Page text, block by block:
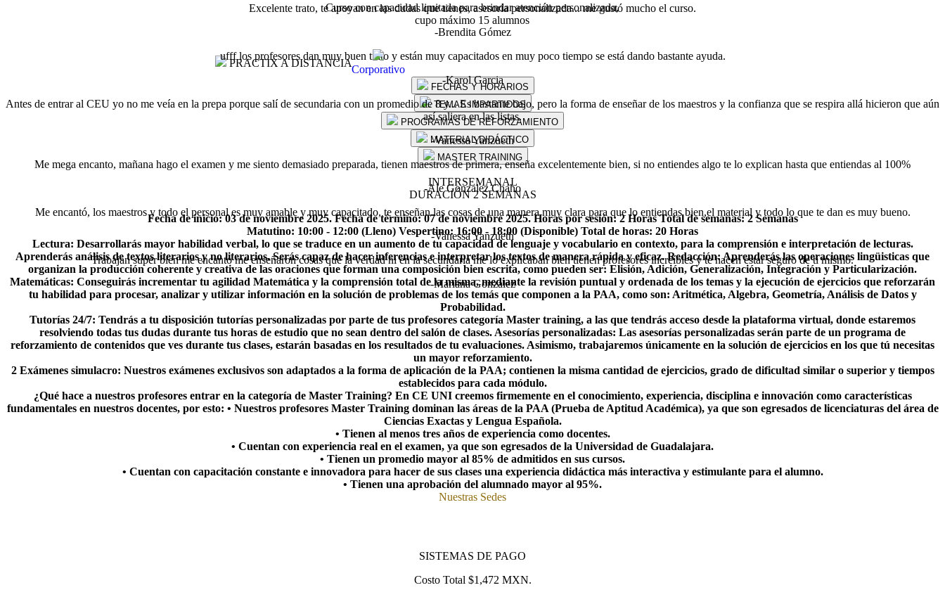
PRACTIX A DISTANCIA
Excelente trato, te apoyan en las dudas que tienes, asesoría personalizada... me gustó mucho el curso.
-Brendita Gómez
ufff los profesores dan muy buen trato y están muy capacitados en muy poco tiempo se está dando bastante ayuda.
-Karol Garcia
Antes de entrar al CEU yo no me veía en la prepa porque salí de secundaria con un promedio de 8 y... Es bastante bajo, pero la forma de enseñar de los maestros y la confianza que se respira allá hicieron que aún
así saliera en las listas.
-Vanessa Yanzueth
Me mega encanto, mañana hago el examen y me siento demasiado preparada, tienen maestros de primera, enseña excelentemente bien, si no entiendes algo te lo explican hasta que entiendas al 100%
-Ale Gonzalez Chaho
Me encantó, los maestros y todo el personal es muy amable y muy capacitado, te enseñan las cosas de una manera muy clara para que lo entiendas bien,el material y todo lo que te dan es muy bueno.
-Vanessa Yanzueth
Trabajan super bien me encanto me enseñaron cosas que la verdad ni en la secundaria me lo explicaban bien tienen profesores increíbles y te hacen estar seguro de ti mismo.
-Mariana Gonzalez
Curso con capacidad limitada para brindar atención personalizada,
cupo máximo 15 alumnos
FECHAS Y HORARIOS
TEMAS IMPARTIDOS
PROGRAMAS DE REFORZAMIENTO
MATERIAL DIDÁCTICO
MASTER TRAINING
INTERSEMANAL
DURACIÓN 2 SEMANAS
Fecha de inicio:03 de noviembre 2025.Fecha de término:07 de noviembre 2025.Horas por sesión:2 HorasTotal de semanas:2 Semanas
Matutino: 10:00 - 12:00 (Lleno) Vespertino: 16:00 - 18:00 (Disponible) Total de horas: 20 Horas
Lectura: Desarrollarás mayor habilidad verbal, lo que se traduce en un aumento de tu capacidad de lenguaje y vocabulario en contexto, para la comprensión e interpretación de lecturas.
Aprenderás análisis de textos literarios y no literarios. Serás capaz de hacer inferencias e interpretar los textos de manera rápida y eficaz.Redacción:Aprenderás las operaciones lingüisticas que
organizan la producción coherente y creativa de las oraciones que forman una composición bien escrita, como pueden ser: Elisión, Adición, Generalización, Integración y Particularización.
Matemáticas: Conseguirás incrementar tu agilidad Matemática y la comprensión total de la misma, mediante la revisión puntual y ordenada de los temas y la ejecución de ejercicios que reforzarán
tu habilidad para procesar, analizar y utilizar información en la solución de problemas de los temás que componen a la PAA, como son: Aritmética, Algebra, Geometría, Análisis de Datos y
Probabilidad.
Tutorías 24/7: Tendrás a tu disposición tutorías personalizadas por parte de tus profesores categoría Master training, a las que tendrás acceso desde la plataforma virtual, donde estaremos
resolviendo todas tus dudas durante tus horas de estudio que no sean dentro del salón de clases. Asesorías personalizadas: Las asesorías personalizadas serán parte de un programa de
reforzamiento de contenidos que ves durante tus clases, estarán basadas en los resultados de tu evaluaciones. Asimismo, trabajaremos únicamente en la solución de ejercicios en los que tú necesitas
un mayor reforzamiento.
2 Exámenes simulacro: Nuestros exámenes exclusivos son adaptados a la forma de aplicación de la PAA; contienen la misma cantidad de ejercicios, grado de dificultad similar o superior y tiempos
establecidos para cada módulo.
¿Qué hace a nuestros profesores entrar en la categoría de Master Training? En CE UNI creemos firmemente en el conocimiento, experiencia, disciplina e innovación como características
fundamentales en nuestros docentes, por esto: • Nuestros profesores Master Training dominan las áreas de la PAA (Prueba de Aptitud Académica), ya que son egresados de licenciaturas del área de
Ciencias Exactas y Lengua Española.
• Tienen al menos tres años de experiencia como docentes.
• Cuentan con experiencia real en el examen, ya que son egresados de la Universidad de Guadalajara.
• Tienen un promedio mayor al 85% de admitidos en sus cursos.
• Cuentan con capacitación constante e innovadora para hacer de sus clases una experiencia didáctica más interactiva y estimulante para el alumno.
• Tienen una aprobación del alumnado mayor al 95%.
Nuestras Sedes
Corporativo
SISTEMAS DE PAGO
Costo Total $1,472 MXN.